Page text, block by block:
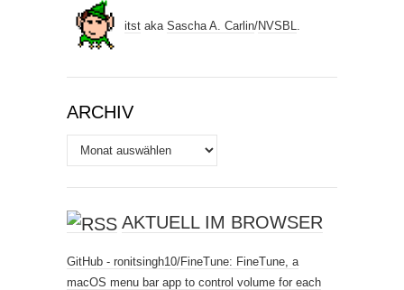
itst aka Sascha A. Carlin/NVSBL.
ARCHIV
Archiv
AKTUELL IM BROWSER
GitHub - ronitsingh10/FineTune: FineTune, a
macOS menu bar app to control volume for each